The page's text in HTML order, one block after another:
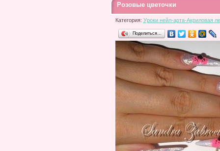
Розовые цветочки
Категория: Уроки нейл-арта-Акриловая
Поделиться…